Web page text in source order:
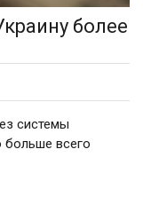
более
системы
больше всего